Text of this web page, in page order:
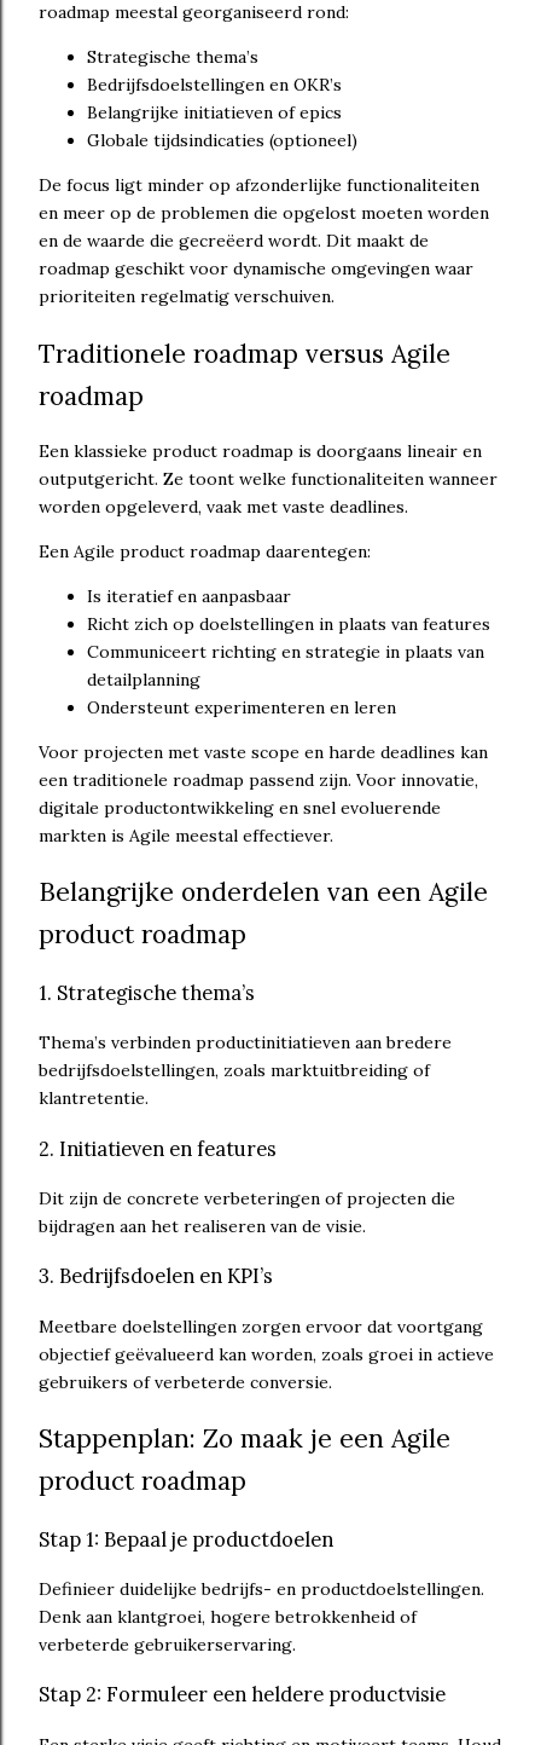
roadmap meestal georganiseerd rond:
Strategische thema’s
Bedrijfsdoelstellingen en OKR’s
Belangrijke initiatieven of epics
Globale tijdsindicaties (optioneel)
De focus ligt minder op afzonderlijke functionaliteiten
en meer op de problemen die opgelost moeten worden
en de waarde die gecreëerd wordt. Dit maakt de
roadmap geschikt voor dynamische omgevingen waar
prioriteiten regelmatig verschuiven.
Traditionele roadmap versus Agile
roadmap
Een klassieke product roadmap is doorgaans lineair en
outputgericht. Ze toont welke functionaliteiten wanneer
worden opgeleverd, vaak met vaste deadlines.
Een Agile product roadmap daarentegen:
Is iteratief en aanpasbaar
Richt zich op doelstellingen in plaats van features
Communiceert richting en strategie in plaats van
detailplanning
Ondersteunt experimenteren en leren
Voor projecten met vaste scope en harde deadlines kan
een traditionele roadmap passend zijn. Voor innovatie,
digitale productontwikkeling en snel evoluerende
markten is Agile meestal effectiever.
Belangrijke onderdelen van een Agile
product roadmap
1. Strategische thema’s
Thema’s verbinden productinitiatieven aan bredere
bedrijfsdoelstellingen, zoals marktuitbreiding of
klantretentie.
2. Initiatieven en features
Dit zijn de concrete verbeteringen of projecten die
bijdragen aan het realiseren van de visie.
3. Bedrijfsdoelen en KPI’s
Meetbare doelstellingen zorgen ervoor dat voortgang
objectief geëvalueerd kan worden, zoals groei in actieve
gebruikers of verbeterde conversie.
Stappenplan: Zo maak je een Agile
product roadmap
Stap 1: Bepaal je productdoelen
Definieer duidelijke bedrijfs- en productdoelstellingen.
Denk aan klantgroei, hogere betrokkenheid of
verbeterde gebruikerservaring.
Stap 2: Formuleer een heldere productvisie